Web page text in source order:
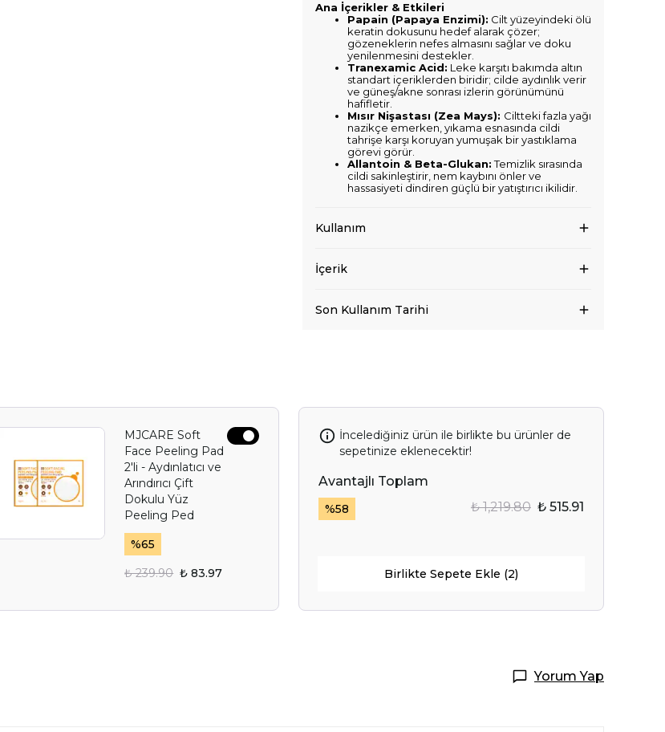
Ana İçerikler & Etkileri
Papain (Papaya Enzimi): Cilt yüzeyindeki ölü
keratin dokusunu hedef alarak çözer;
gözeneklerin nefes almasını sağlar ve doku
yenilenmesini destekler.
Tranexamic Acid: Leke karşıtı bakımda altın
standart içeriklerden biridir; cilde aydınlık verir
ve güneş/akne sonrası izlerin görünümünü
hafifletir.
Mısır Nişastası (Zea Mays): Ciltteki fazla yağı
nazikçe emerken, yıkama esnasında cildi
tahrişe karşı koruyan yumuşak bir yastıklama
görevi görür.
Allantoin & Beta-Glukan:Temizlik sırasında
cildi sakinleştirir, nem kaybını önler ve
hassasiyeti dindiren güçlü bir yatıştırıcı ikilidir.
Kullanım
İçerik
Son Kullanım Tarihi
MJCARE Soft
Face Peeling Pad
2'li - Aydınlatıcı ve
Arındırıcı Çift
Dokulu Yüz
Peeling Ped
%65
₺ 239.90 ₺ 83.97
İncelediğiniz ürün ile birlikte bu ürünler de
sepetinize eklenecektir!
Avantajlı Toplam
%58 ₺ 1,219.80 ₺ 515.91
Birlikte Sepete Ekle (2)
Yorum Yap